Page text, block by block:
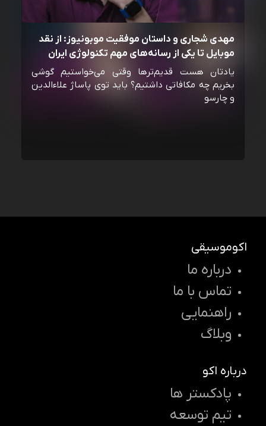
مهدی شجاری و داستان موفقیت موبونیوز: از نقد
موبایل تا یکی از رسانه‌‌های مهم تکنولوژی ایران
یادتان هست قدیم‌ترها وقتی می‌خواستیم گوشی
بخریم چه مکافاتی داشتیم؟ باید توی پاساژ علاءالدین
و چارسو
اکوموسیقی
درباره ما
تماس با ما
راهنمایی
وبلاگ
درباره اکو
پادکستر ها
تیم توسعه